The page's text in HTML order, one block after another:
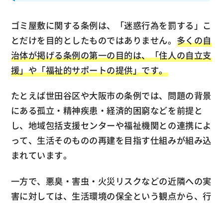
ゴミ屋敷に関する条例は、「迷惑行為を罰する」こ
とだけを目的としたものではありません。 多くの自
治体が掲げる条例の第一の目的は、「住人の自立支
援」や「福祉的サポートの提供」です。
たとえば世田谷区や大阪市の条例では、問題の背景
にある孤立・精神疾患・経済的困窮などを前提と
し、地域包括支援センターや福祉機関との連携によ
って、生活そのものの再建を目指す仕組みが組み込
まれています。
一方で、悪臭・害虫・火災リスクなどの近隣への実
害に対しては、生活環境の保全という観点から、行